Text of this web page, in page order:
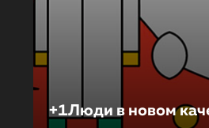
+1Люди в новом